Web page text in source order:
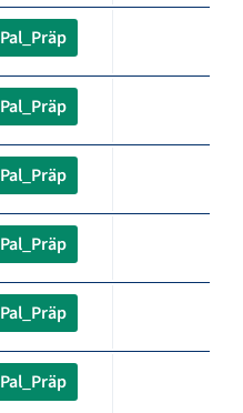
Pal_Präp
Pal_Präp
Pal_Präp
Pal_Präp
Pal_Präp
Pal_Präp